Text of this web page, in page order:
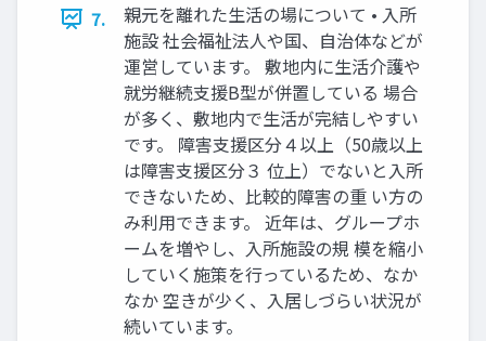
7.
親元を離れた生活の場について • 入所
施設 社会福祉法人や国、自治体などが
運営しています。 敷地内に生活介護や
就労継続支援B型が併置している 場合
が多く、敷地内で生活が完結しやすい
です。 障害支援区分４以上（50歳以上
は障害支援区分３ 位上）でないと入所
できないため、比較的障害の重 い方の
み利用できます。 近年は、グループホ
ームを増やし、入所施設の規 模を縮小
していく施策を行っているため、なか
なか 空きが少く、入居しづらい状況が
続いています。